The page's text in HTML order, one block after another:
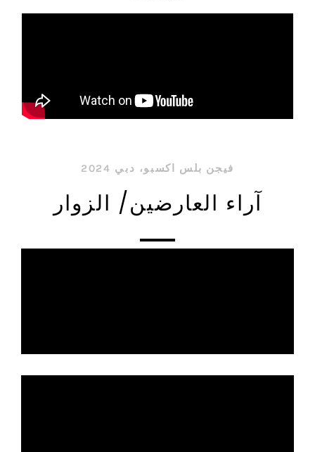
فيجن بلس اكسبو، دبي 2024
آراء العارضين/ الزوار